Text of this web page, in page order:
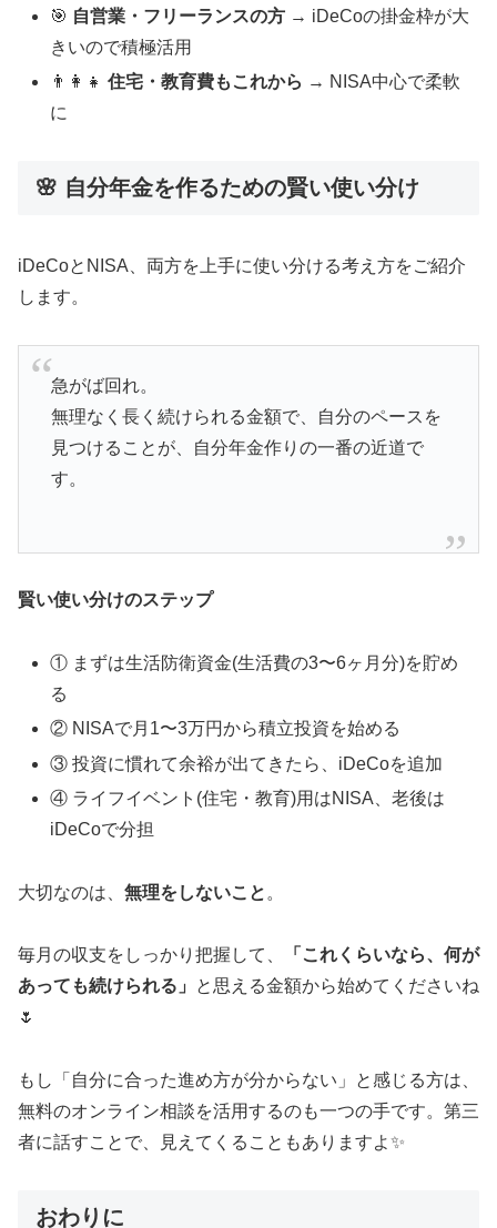
🎯 自営業・フリーランスの方 → iDeCoの掛金枠が大
きいので積極活用
👨‍👩‍👧住宅・教育費もこれから → NISA中心で柔軟
に
🌸 自分年金を作るための賢い使い分け
iDeCoとNISA、両方を上手に使い分ける考え方をご紹介
します。
急がば回れ。
無理なく長く続けられる金額で、自分のペースを
見つけることが、自分年金作りの一番の近道で
す。
賢い使い分けのステップ
① まずは生活防衛資金(生活費の3〜6ヶ月分)を貯め
る
② NISAで月1〜3万円から積立投資を始める
③ 投資に慣れて余裕が出てきたら、iDeCoを追加
④ ライフイベント(住宅・教育)用はNISA、老後は
iDeCoで分担
大切なのは、 無理をしないこと 。
毎月の収支をしっかり把握して、
「これくらいなら、何が
あっても続けられる」
と思える金額から始めてくださいね
🌷
もし「自分に合った進め方が分からない」と感じる方は、
無料のオンライン相談を活用するのも一つの手です。第三
者に話すことで、見えてくることもありますよ✨
おわりに